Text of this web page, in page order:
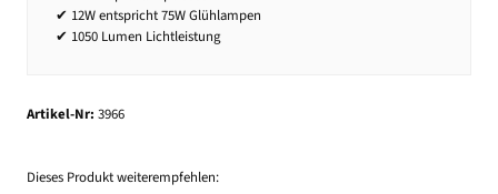
✔ 12W entspricht 75W Glühlampen
✔ 1050 Lumen Lichtleistung
Artikel-Nr: 3966
Dieses Produkt weiterempfehlen: